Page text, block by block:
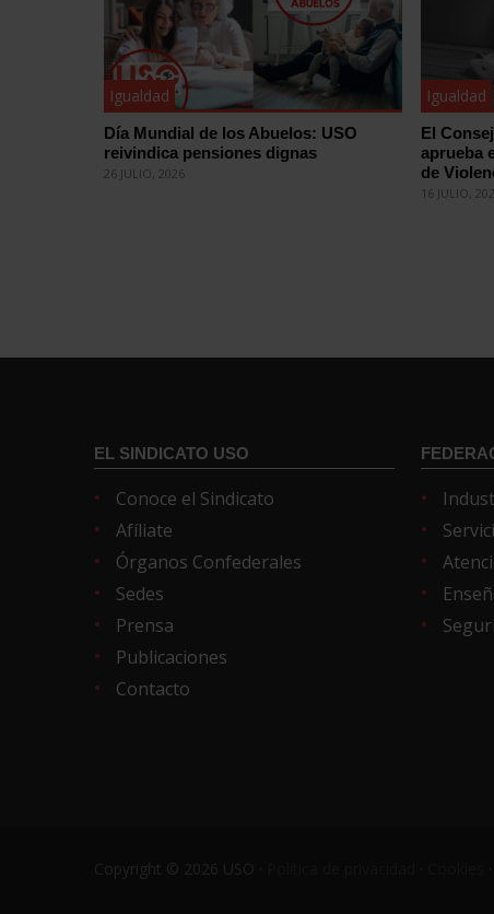
Igualdad
Día Mundial de los Abuelos: USO
reivindica pensiones dignas
26 JULIO, 2026
Igualdad
El
aprueba
de
16 JULIO,
EL SINDICATO USO
Conoce el Sindicato
Afíliate
Órganos Confederales
Sedes
Prensa
Publicaciones
Contacto
Copyright © 2026 USO ·